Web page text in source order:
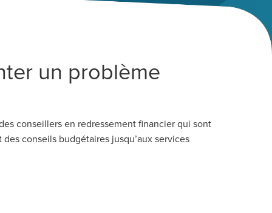
un problème
conseillers en redressement financier qui sont
conseils budgétaires jusqu’aux services